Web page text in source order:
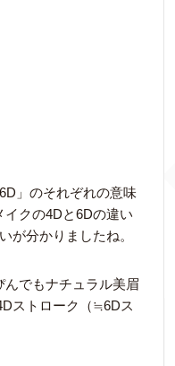
」のそれぞれの意味
イクの4Dと6Dの違い
が分かりましたね。
でもナチュラル美眉
ストローク（≒6Dス